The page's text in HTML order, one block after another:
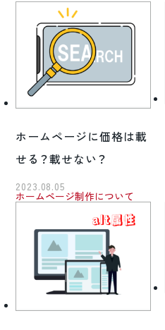
ホームページに価格は載
せる？載せない？
2023.08.05
ホームページ制作について